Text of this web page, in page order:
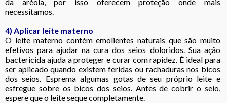
necessitamos.
4) Aplicar leite materno
O leite materno contém emolientes naturais que são muito
efetivos para ajudar na cura dos seios doloridos. Sua ação
bactericida ajuda a proteger e curar com rapidez. É ideal para
ser aplicado quando existem feridas ou rachaduras nos bicos
dos seios. Esprema algumas gotas de seu próprio leite e
esfregue sobre os bicos dos seios. Antes de cobrir o seio,
espere que o leite seque completamente.